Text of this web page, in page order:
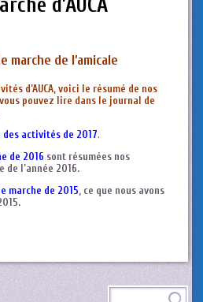
d’AUCA
marche de l’amicale
d’AUCA, voici le résumé de nos
pouvez lire dans le journal de
activités de 2017.
de 2016 sont résumées nos
l’année 2016.
marche de 2015, ce que nous avons